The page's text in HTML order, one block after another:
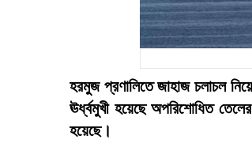
হরমুজ প্রণালিতে জাহাজ চলাচল
ঊর্ধ্বমুখী হয়েছে অপরিশোধিত
হয়েছে।